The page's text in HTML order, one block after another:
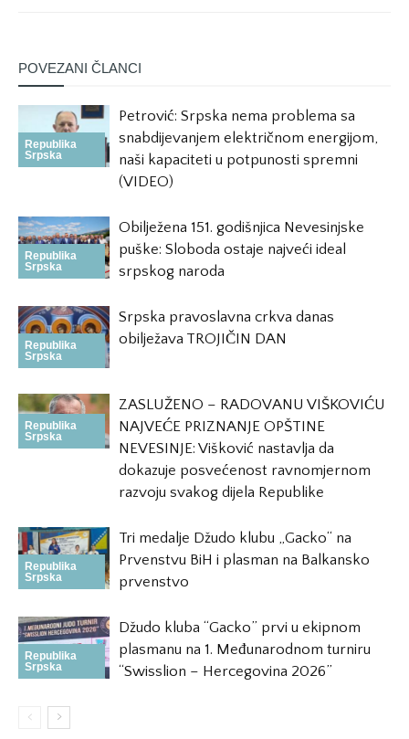
POVEZANI ČLANCI
Republika
Srpska
Petrović: Srpska nema problema sa
snabdijevanjem električnom energijom,
naši kapaciteti u potpunosti spremni
(VIDEO)
Republika
Srpska
Obilježena 151. godišnjica Nevesinjske
puške: Sloboda ostaje najveći ideal
srpskog naroda
Republika
Srpska
Srpska pravoslavna crkva danas
obilježava TROJIČIN DAN
Republika
Srpska
ZASLUŽENO – RADOVANU VIŠKOVIĆU
NAJVEĆE PRIZNANJE OPŠTINE
NEVESINJE: Višković nastavlja da
dokazuje posvećenost ravnomjernom
razvoju svakog dijela Republike
Republika
Srpska
Tri medalje Džudo klubu „Gacko“ na
Prvenstvu BiH i plasman na Balkansko
prvenstvo
Republika
Srpska
Džudo kluba “Gacko” prvi u ekipnom
plasmanu na 1. Međunarodnom turniru
“Swisslion – Hercegovina 2026”